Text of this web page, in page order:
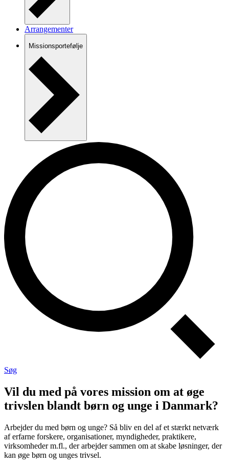
Arrangementer
Missionsportefølje
Søg
Vil du med på vores mission om at øge
trivslen blandt børn og unge i Danmark?
Arbejder du med børn og unge? Så bliv en del af et stærkt netværk
af erfarne forskere, organisationer, myndigheder, praktikere,
virksomheder m.fl., der arbejder sammen om at skabe løsninger, der
kan øge børn og unges trivsel.